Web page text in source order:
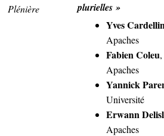
Plénière
plurielles »
Yves
Apaches
Fabien Coleu
Apaches
Yannick
Université
Erwann
Apaches